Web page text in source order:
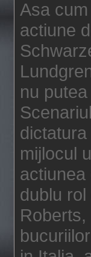
Asa
actiune
nu
mijlocul
dublu